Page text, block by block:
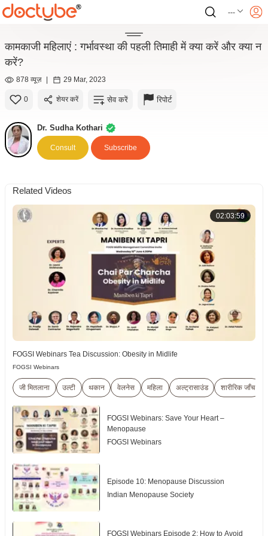
---
कामकाजी महिलाएं : गर्भावस्था की पहली तिमाही में क्या करें और क्या न
करें?
878 व्यूज़ | 29 Mar, 2023
0 शेयर करें सेव करें रिपोर्ट
Dr. Sudha Kothari
Consult Subscribe
Related Videos
02:03:59
FOGSI Webinars Tea Discussion: Obesity in Midlife
FOGSI Webinars
जी मितलाना उल्टी थकान वेलनेस महिला अल्ट्रासाउंड शारीरिक जाँच
FOGSI Webinars: Save Your Heart –
Menopause
FOGSI Webinars
Episode 10: Menopause Discussion
Indian Menopause Society
FOGSI Webinars Episode 2: How to Avoid